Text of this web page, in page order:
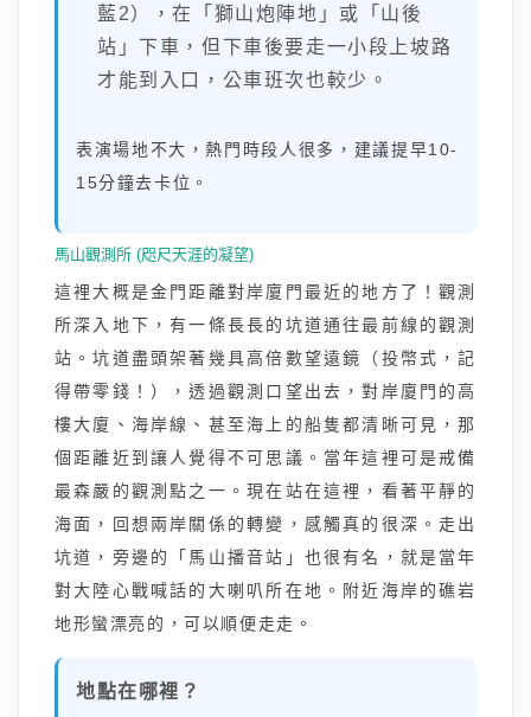
藍2），在「獅山炮陣地」或「山後
站」下車，但下車後要走一小段上坡路
才能到入口，公車班次也較少。
表演場地不大，熱門時段人很多，建議提早10-
15分鐘去卡位。
馬山觀測所 (咫尺天涯的凝望)
這裡大概是金門距離對岸廈門最近的地方了！觀測
所深入地下，有一條長長的坑道通往最前線的觀測
站。坑道盡頭架著幾具高倍數望遠鏡（投幣式，記
得帶零錢！），透過觀測口望出去，對岸廈門的高
樓大廈、海岸線、甚至海上的船隻都清晰可見，那
個距離近到讓人覺得不可思議。當年這裡可是戒備
最森嚴的觀測點之一。現在站在這裡，看著平靜的
海面，回想兩岸關係的轉變，感觸真的很深。走出
坑道，旁邊的「馬山播音站」也很有名，就是當年
對大陸心戰喊話的大喇叭所在地。附近海岸的礁岩
地形蠻漂亮的，可以順便走走。
地點在哪裡？